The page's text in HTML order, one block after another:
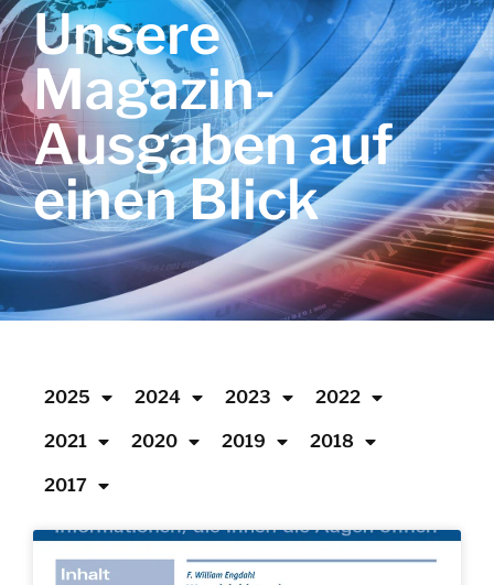
Unsere
Magazin-
Ausgaben auf
einen Blick
2025 2024 2023 2022
2021 2020 2019 2018
2017